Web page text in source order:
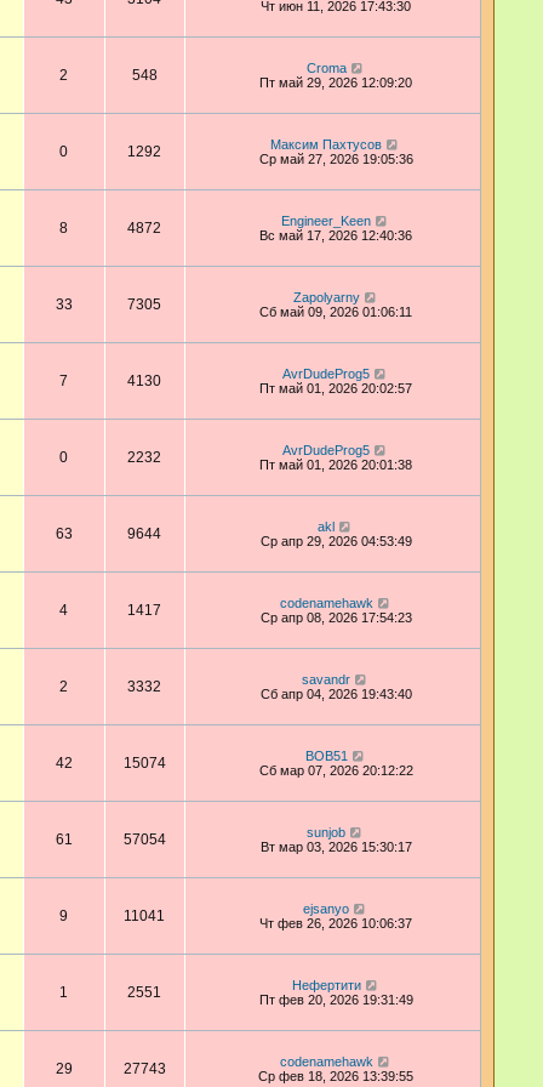
Чт июн 11, 2026 17:43:30
2 548
Croma
Пт май 29, 2026 12:09:20
0 1292
Максим Пахтусов
Ср май 27, 2026 19:05:36
8 4872
Engineer_Keen
Вс май 17, 2026 12:40:36
33 7305
Zapolyarny
Сб май 09, 2026 01:06:11
7 4130
AvrDudeProg5
Пт май 01, 2026 20:02:57
0 2232
AvrDudeProg5
Пт май 01, 2026 20:01:38
63 9644
akl
Ср апр 29, 2026 04:53:49
4 1417
codenamehawk
Ср апр 08, 2026 17:54:23
2 3332
savandr
Сб апр 04, 2026 19:43:40
42 15074
BOB51
Сб мар 07, 2026 20:12:22
61 57054
sunjob
Вт мар 03, 2026 15:30:17
9 11041
ejsanyo
Чт фев 26, 2026 10:06:37
1 2551
Нефертити
Пт фев 20, 2026 19:31:49
29 27743
codenamehawk
Ср фев 18, 2026 13:39:55